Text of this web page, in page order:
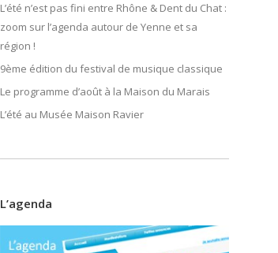
L’été n’est pas fini entre Rhône & Dent du Chat :
zoom sur l’agenda autour de Yenne et sa
région !
9ème édition du festival de musique classique
Le programme d’août à la Maison du Marais
L’été au Musée Maison Ravier
L’agenda